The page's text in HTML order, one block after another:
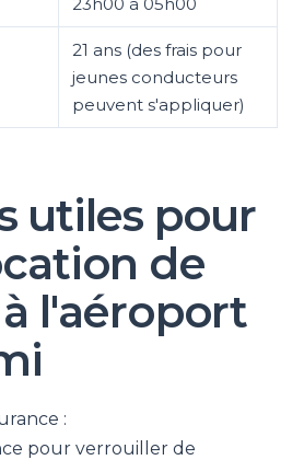
21 ans (des frais pour
jeunes conducteurs
peuvent s'appliquer)
utiles pour
de
l'aéroport
:
pour verrouiller de